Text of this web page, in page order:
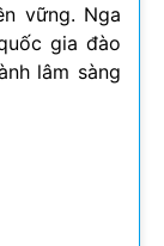
vững. Nga
gia đào
lâm sàng